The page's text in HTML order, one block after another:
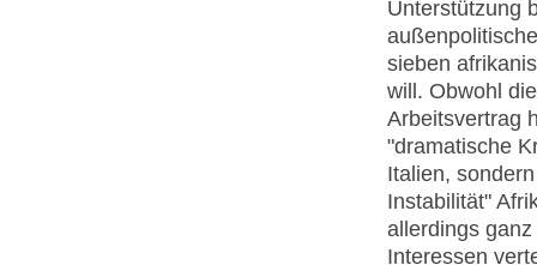
Unterstützung
sieben
will. Obwohl
Arbeitsvertrag
"dramatische
Italien,
Instabilität"
allerdings
Interessen